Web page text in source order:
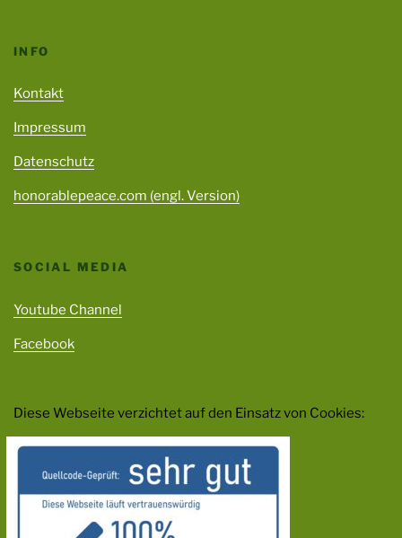
INFO
Kontakt
Impressum
Datenschutz
honorablepeace.com (engl. Version)
SOCIAL MEDIA
Youtube Channel
Facebook
Diese Webseite verzichtet auf den Einsatz von Cookies: